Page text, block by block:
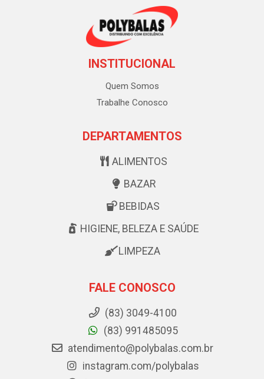
INSTITUCIONAL
Quem Somos
Trabalhe Conosco
DEPARTAMENTOS
ALIMENTOS
BAZAR
BEBIDAS
HIGIENE, BELEZA E SAÚDE
LIMPEZA
FALE CONOSCO
(83) 3049-4100
(83) 991485095
atendimento@polybalas.com.br
instagram.com/polybalas